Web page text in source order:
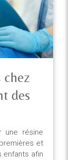
chez
des
une résine
et
enfants afin